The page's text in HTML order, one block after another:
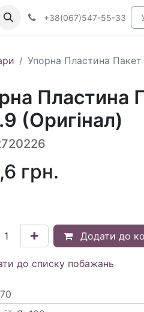
+38(067)547-55-33
Упорна Пластина Пакет
Пластина
(Оригінал)
грн.
Додати до
до списку побажань